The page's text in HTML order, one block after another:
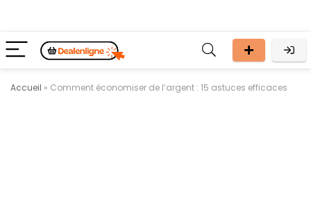
Accueil » Comment économiser de l’argent : 15 astuces efficaces